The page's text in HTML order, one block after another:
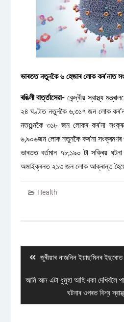
ভাৰতত নতুনকৈ ৬ হেজাৰ লোক কৰ’নাত
ৰঙিলী বাৰ্ত্তাসেৱা- কেন্দ্ৰীয় স্বাস্থ্য
২৪ ঘণ্টাত নতুনকৈ ৬,৩১৭ জন লোক
নতgনকৈ ৩১৮ জন লোকৰ কৰ’না
৬,৯০৬জন লোক নতুনকৈ কৰ’না সংক্ৰমণৰ
ভাৰতত বৰ্তমান ৭৮,১৯০ টা সক্ৰিয়
অমাইক্ৰনত ২১৩ জন লোক আক্ৰান্ত
Health
Previous
জুৰীয়াৰ নাজনিন ইয়াছমিনৰ ইছৰোত
Next
আমি আন এটা ধুমুহা আহি থকা দেখিবলৈ
ঘটনাৰ ওপৰত বিশ্ব